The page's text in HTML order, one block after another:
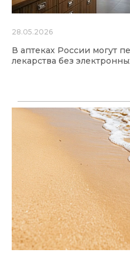
28.05.2026
В аптеках России могут
лекарства без